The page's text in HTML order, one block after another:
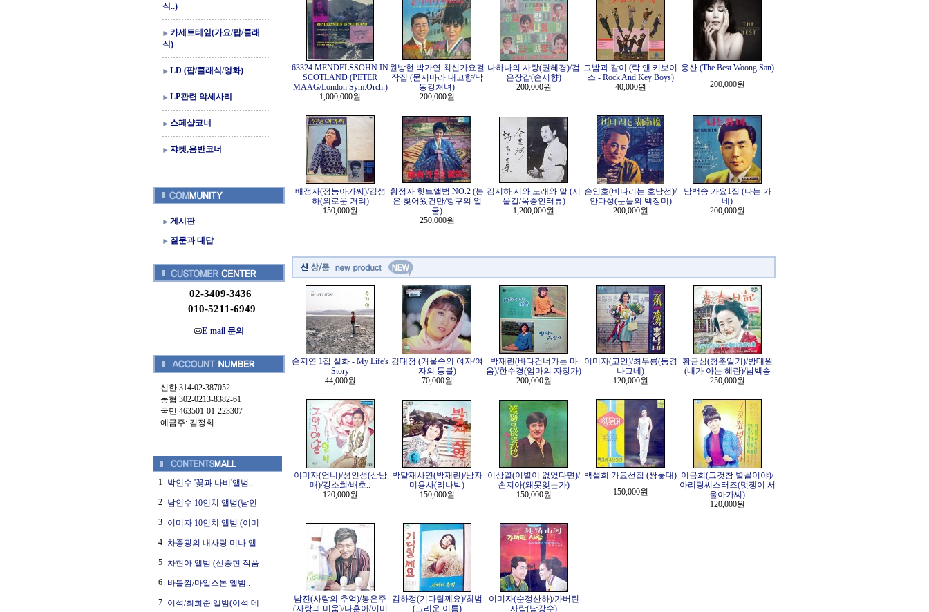
식..)
카세트테잎(가요/팝/클래
식)
LD (팝/클래식/영화)
LP관련 악세사리
스페샬코너
쟈켓,음반코너
게시판
질문과 대답
02-3409-3436
010-5211-6949
E-mail 문의
신한 314-02-387052
농협 302-0213-8382-61
국민 463501-01-223307
예금주: 김정희
1 박인수 '꽃과 나비'앨범..
2 남인수 10인치 앨범(남인
3 이미자 10인치 앨범 (이미
4 차중광의 내사랑 미나 앨
5 차현아 앨범 (신중현 작품
6 바블껌/마일스톤 앨범..
7 이석/최희준 앨범(이석 데
63324 MENDELSSOHN IN
SCOTLAND (PETER
MAAG/London Sym.Orch.)
1,000,000원
원방현.박가연 최신가요걸
작집 (묻지마라 내고향/낙
동강처녀)
200,000원
나하나의 사랑(권혜경)/검
은장갑(손시향)
200,000원
그밤과 같이 (락 앤 키보이
스 - Rock And Key Boys)
40,000원
웅산 (The Best Woong San)
200,000원
배정자(정능아가씨)/김성
하(외로운 거리)
150,000원
황정자 힛트앨범 NO.2 (봄
은 찾어왔건만/항구의 얼
굴)
250,000원
김지하 시와 노래와 말 (서
울길/옥중인터뷰)
1,200,000원
손인호(비나리는 호남선)/
안다성(눈물의 백장미)
200,000원
남백송 가요1집 (나는 가
네)
200,000원
손지연 1집 실화 - My Life's
Story
44,000원
김태정 (거울속의 여자/여
자의 등불)
70,000원
박재란(바다건너가는 마
음)/한수경(엄마의 자장가)
200,000원
이미자(고안)/최무룡(동경
나그네)
120,000원
황금심(청춘일기)/방태원
(내가 아는 혜란)/남백송
250,000원
이미자(언니)/성인성(삼남
매)/강소희/배호..
120,000원
박달재사연(박재란)/남자
미용사(리나박)
150,000원
이상열(이별이 없었다면)/
손지아(왜못잊는가)
150,000원
백설희 가요선집 (쌍돛대)
150,000원
이금희(그것참 별꼴이야)/
아리랑씨스터즈(멋쟁이 서
울아가씨)
120,000원
남진(사랑의 추억)/봉은주
(사랑과 미움)/나훈아/이미
김하정(기다릴께요)/최범
(그리운 이름)
이미자(순정산하)/가버린
사람(남강수)